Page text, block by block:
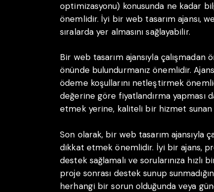
optimizasyonu) konusunda ne kadar
önemlidir. İyi bir web tasarım ajansı,
sıralarda yer almasını sağlayabilir.
Bir web tasarım ajansıyla
önünde bulundurmanız önemlidir.
ödeme koşullarını netleştirmek
değerine göre fiyatlandırma yapması
etmek yerine, kaliteli bir hizmet sunan
Son olarak, bir web tasarım ajansıyla
dikkat etmek önemlidir. İyi bir ajans,
destek sağlamalı ve sorularınıza hızlı
proje sonrası destek sunup
herhangi bir sorun olduğunda veya